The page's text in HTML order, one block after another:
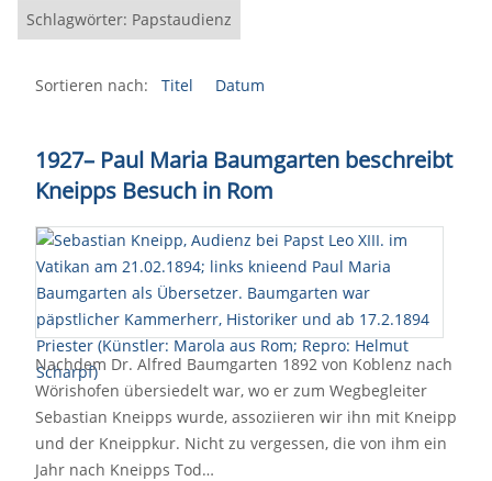
Schlagwörter: Papstaudienz
Sortieren nach: Titel Datum
1927– Paul Maria Baumgarten beschreibt
Kneipps Besuch in Rom
Nachdem Dr. Alfred Baumgarten 1892 von Koblenz nach
Wörishofen übersiedelt war, wo er zum Wegbegleiter
Sebastian Kneipps wurde, assoziieren wir ihn mit Kneipp
und der Kneippkur. Nicht zu vergessen, die von ihm ein
Jahr nach Kneipps Tod…